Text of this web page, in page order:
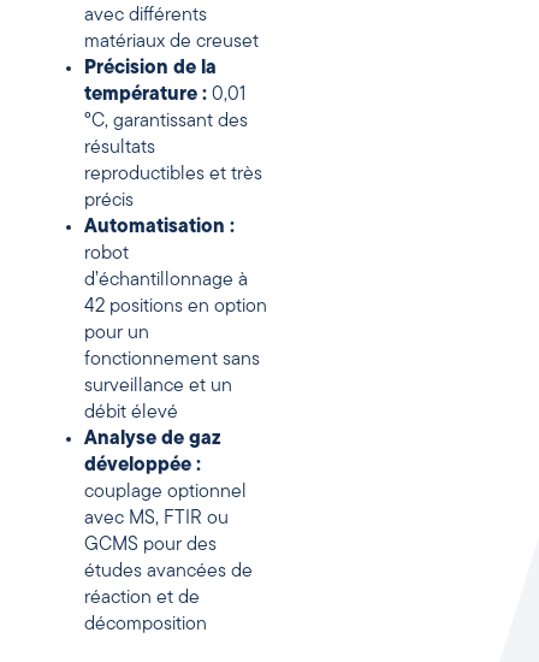
avec différents
matériaux de creuset
Précision de la
température : 0,01
°C, garantissant des
résultats
reproductibles et très
précis
Automatisation :
robot
d’échantillonnage à
42 positions en option
pour un
fonctionnement sans
surveillance et un
débit élevé
Analyse de gaz
développée :
couplage optionnel
avec MS, FTIR ou
GCMS pour des
études avancées de
réaction et de
décomposition